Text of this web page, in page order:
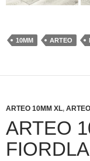
10MM ARTEO
ARTEO 10MM XL,
ARTEO